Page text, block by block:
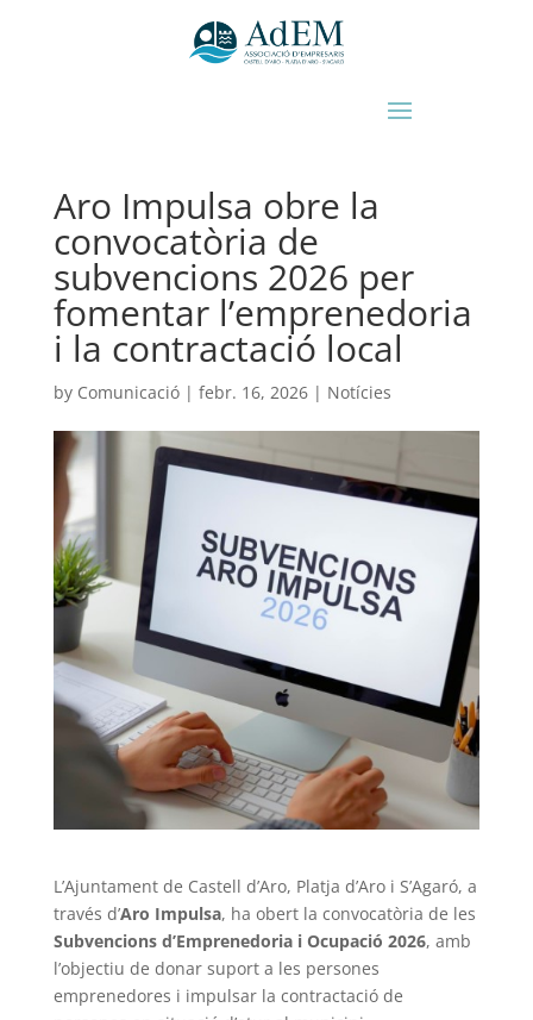
Aro Impulsa obre la
convocatòria de
subvencions 2026 per
fomentar l’emprenedoria
i la contractació local
by Comunicació| febr. 16, 2026| Notícies
L’Ajuntament de Castell d’Aro, Platja d’Aro i S’Agaró, a
través d’Aro Impulsa, ha obert la convocatòria de les
Subvencions d’Emprenedoria i Ocupació 2026, amb
l’objectiu de donar suport a les persones
emprenedores i impulsar la contractació de